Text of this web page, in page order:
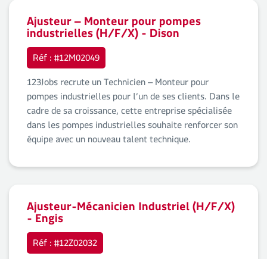
Ajusteur – Monteur pour pompes
industrielles (H/F/X) - Dison
Réf : #12M02049
123Jobs recrute un Technicien – Monteur pour
pompes industrielles pour l’un de ses clients. Dans le
cadre de sa croissance, cette entreprise spécialisée
dans les pompes industrielles souhaite renforcer son
équipe avec un nouveau talent technique.
Ajusteur-Mécanicien Industriel (H/F/X)
- Engis
Réf : #12Z02032